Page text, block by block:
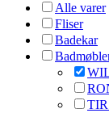
Alle varer
Fliser
Badekar